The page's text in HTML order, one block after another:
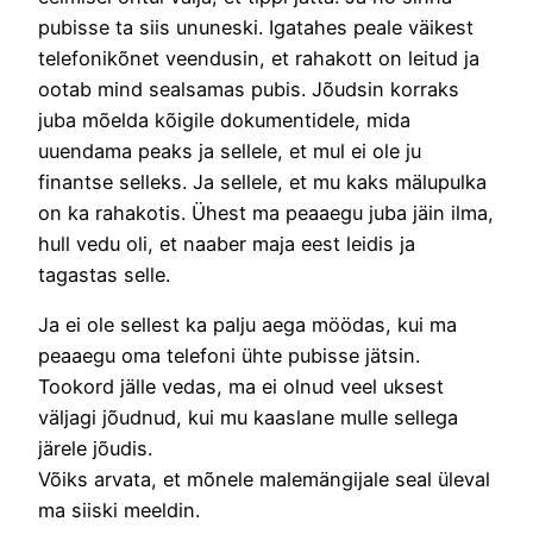
pubisse ta siis ununeski. Igatahes peale väikest
telefonikõnet veendusin, et rahakott on leitud ja
ootab mind sealsamas pubis. Jõudsin korraks
juba mõelda kõigile dokumentidele, mida
uuendama peaks ja sellele, et mul ei ole ju
finantse selleks. Ja sellele, et mu kaks mälupulka
on ka rahakotis. Ühest ma peaaegu juba jäin ilma,
hull vedu oli, et naaber maja eest leidis ja
tagastas selle.
Ja ei ole sellest ka palju aega möödas, kui ma
peaaegu oma telefoni ühte pubisse jätsin.
Tookord jälle vedas, ma ei olnud veel uksest
väljagi jõudnud, kui mu kaaslane mulle sellega
järele jõudis.
Võiks arvata, et mõnele malemängijale seal üleval
ma siiski meeldin.